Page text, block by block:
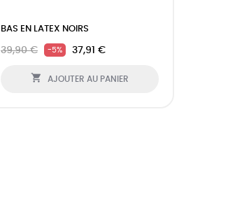
BAS EN LATEX NOIRS
39,90 € -5% 37,91 €
 AJOUTER AU PANIER